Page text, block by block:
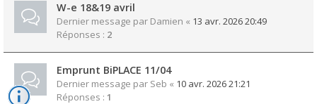
W-e 18&19 avril
Dernier message par Damien « 13 avr. 2026 20:49
Réponses : 2
Emprunt BiPLACE 11/04
Dernier message par Seb « 10 avr. 2026 21:21
Réponses : 1